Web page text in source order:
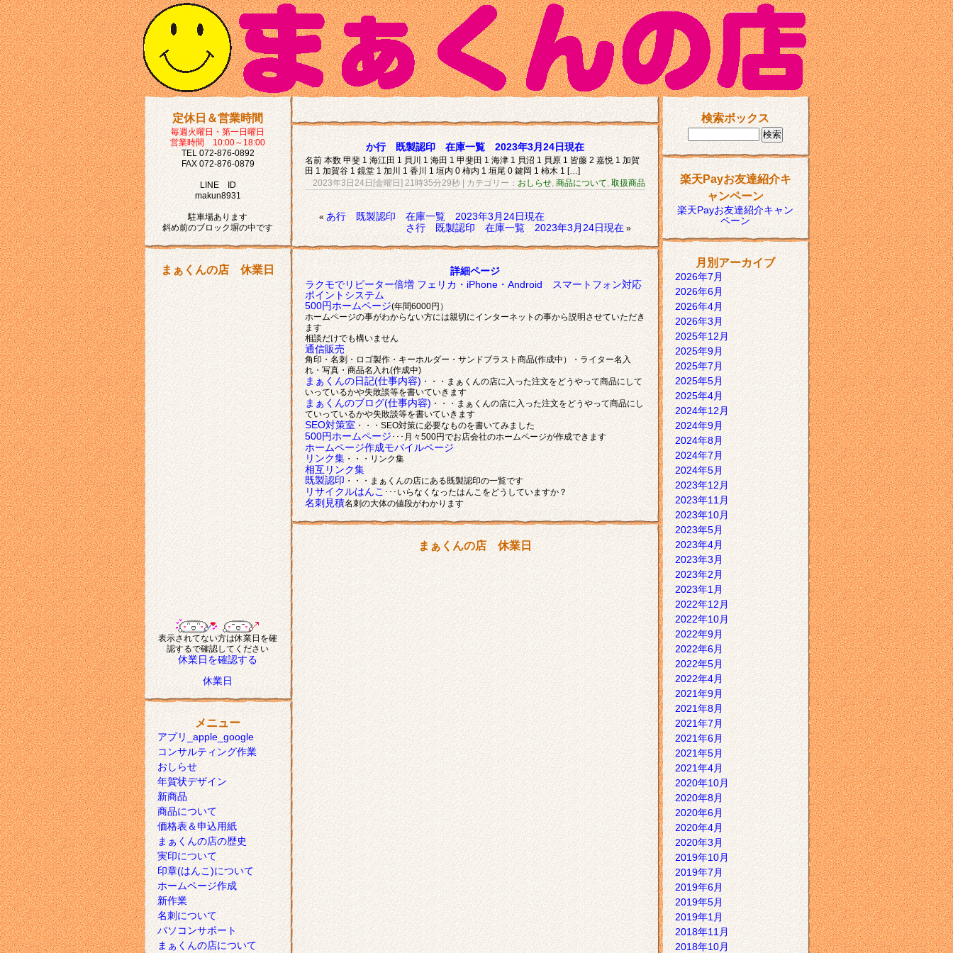
定休日＆営業時間
毎週火曜日・第一日曜日
営業時間 10:00～18:00
TEL 072-876-0892
FAX 072-876-0879
LINE ID
makun8931
駐車場あります
斜め前のブロック塀の中です
まぁくんの店 休業日
表示されてない方は休業日を確
認するで確認してください
休業日を確認する
休業日
メニュー
アプリ_apple_google
コンサルティング作業
おしらせ
年賀状デザイン
新商品
商品について
価格表＆申込用紙
まぁくんの店の歴史
実印について
印章(はんこ)について
ホームページ作成
新作業
名刺について
パソコンサポート
まぁくんの店について
か行 既製認印 在庫一覧 2023年3月24日現在
名前 本数 甲斐 1 海江田 1 貝川 1 海田 1 甲斐田 1 海津 1 貝沼 1 貝原 1 皆藤 2 嘉悦 1 加賀
田 1 加賀谷 1 鏡堂 1 加川 1 香川 1 垣内 0 柿内 1 垣尾 0 鍵岡 1 柿木 1 […]
2023年3日24日[金曜日] 21時35分29秒| カテゴリー： おしらせ,商品について,取扱商品
«あ行 既製認印 在庫一覧 2023年3月24日現在
さ行 既製認印 在庫一覧 2023年3月24日現在»
詳細ページ
ラクモでリピーター倍増 フェリカ・iPhone・Android スマートフォン対応
ポイントシステム
500円ホームページ(年間6000円）
ホームページの事がわからない方には親切にインターネットの事から説明させていただき
ます
相談だけでも構いません
通信販売
角印・名刺・ロゴ製作・キーホルダー・サンドブラスト商品(作成中）・ライター名入
れ・写真・商品名入れ(作成中)
まぁくんの日記(仕事内容) ・・・まぁくんの店に入った注文をどうやって商品にして
いっているかや失敗談等を書いていきます
まぁくんのブログ(仕事内容)・・・まぁくんの店に入った注文をどうやって商品にし
ていっているかや失敗談等を書いていきます
SEO対策室 ・・・SEO対策に必要なものを書いてみました
500円ホームページ･･･月々500円でお店会社のホームページが作成できます
ホームページ作成モバイルページ
リンク集・・・リンク集
相互リンク集
既製認印・・・まぁくんの店にある既製認印の一覧です
リサイクルはんこ･･･いらなくなったはんこをどうしていますか？
名刺見積名刺の大体の値段がわかります
まぁくんの店 休業日
検索ボックス
楽天Payお友達紹介キ
ャンペーン
楽天Payお友達紹介キャン
ペーン
月別アーカイブ
2026年7月
2026年6月
2026年4月
2026年3月
2025年12月
2025年9月
2025年7月
2025年5月
2025年4月
2024年12月
2024年9月
2024年8月
2024年7月
2024年5月
2023年12月
2023年11月
2023年10月
2023年5月
2023年4月
2023年3月
2023年2月
2023年1月
2022年12月
2022年10月
2022年9月
2022年6月
2022年5月
2022年4月
2021年9月
2021年8月
2021年7月
2021年6月
2021年5月
2021年4月
2020年10月
2020年8月
2020年6月
2020年4月
2020年3月
2019年10月
2019年7月
2019年6月
2019年5月
2019年1月
2018年11月
2018年10月